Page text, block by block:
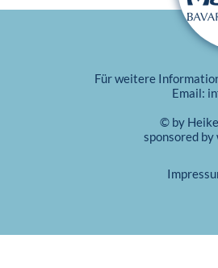
Für weitere
Email:
© by
sponsored by